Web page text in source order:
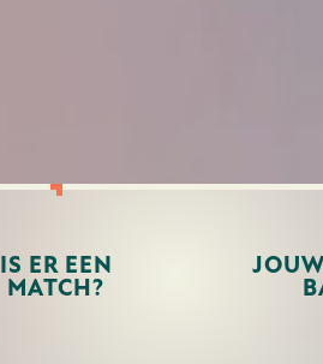
IS ER EEN
MATCH?